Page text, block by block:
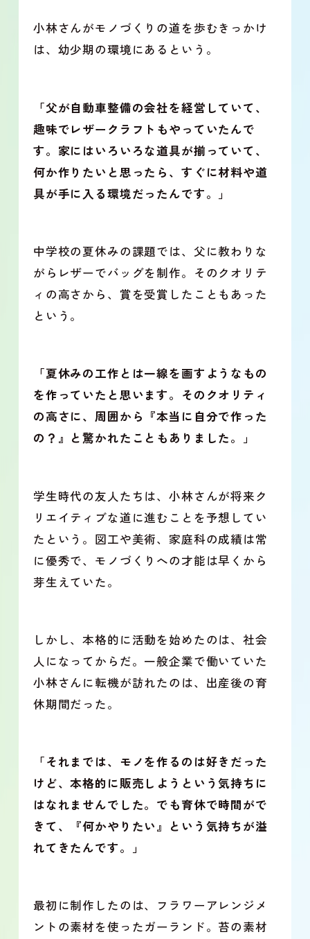
小林さんがモノづくりの道を歩むきっかけ
は、幼少期の環境にあるという。
「父が自動車整備の会社を経営していて、
趣味でレザークラフトもやっていたんで
す。家にはいろいろな道具が揃っていて、
何か作りたいと思ったら、すぐに材料や道
具が手に入る環境だったんです。」
中学校の夏休みの課題では、父に教わりな
がらレザーでバッグを制作。そのクオリテ
ィの高さから、賞を受賞したこともあった
という。
「夏休みの工作とは一線を画すようなもの
を作っていたと思います。そのクオリティ
の高さに、周囲から『本当に自分で作った
の？』と驚かれたこともありました。」
学生時代の友人たちは、小林さんが将来ク
リエイティブな道に進むことを予想してい
たという。図工や美術、家庭科の成績は常
に優秀で、モノづくりへの才能は早くから
芽生えていた。
しかし、本格的に活動を始めたのは、社会
人になってからだ。一般企業で働いていた
小林さんに転機が訪れたのは、出産後の育
休期間だった。
「それまでは、モノを作るのは好きだった
けど、本格的に販売しようという気持ちに
はなれませんでした。でも育休で時間がで
きて、『何かやりたい』という気持ちが溢
れてきたんです。」
最初に制作したのは、フラワーアレンジメ
ントの素材を使ったガーランド。苔の素材